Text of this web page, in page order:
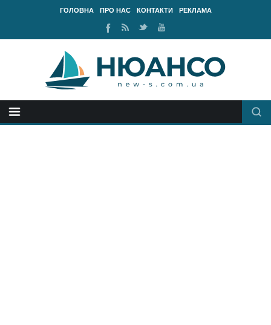
ГОЛОВНА ПРО НАС КОНТАКТИ РЕКЛАМА
Ми
у
RSS
стрічка
Ми
Наш
канал